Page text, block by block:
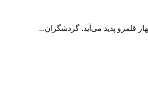
قلمرو پديد می‌آيد. گردشگران...